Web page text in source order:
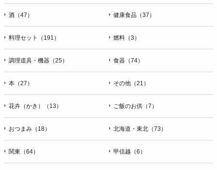
酒（47） 健康食品（37）
料理セット（191） 燃料（3）
調理道具・機器（25） 食器（74）
本（27） その他（21）
花卉（かき）（13） ご飯のお供（7）
おつまみ（18） 北海道・東北（73）
関東（64） 甲信越（6）